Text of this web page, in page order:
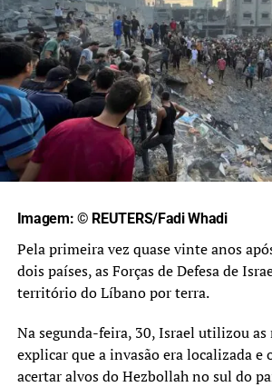
Imagem: © REUTERS/Fadi Whadi
Pela primeira vez quase vinte anos
dois países, as Forças de Defesa de
território do Líbano por terra.
Na segunda-feira, 30, Israel utilizou as
explicar que a invasão era localizada e
acertar alvos do Hezbollah no sul do